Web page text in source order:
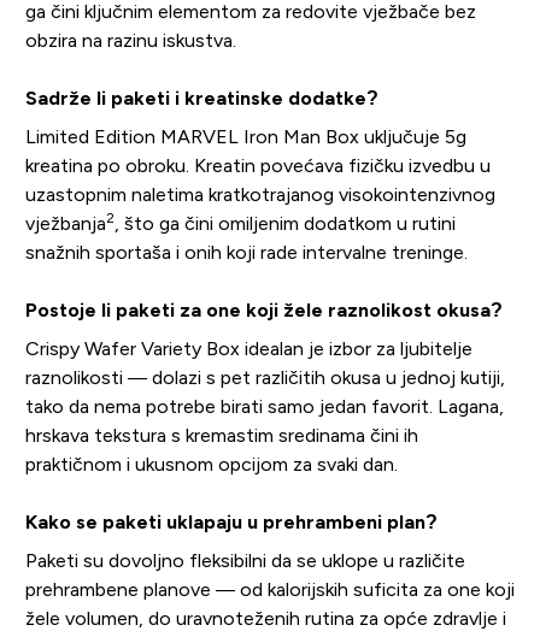
ga čini ključnim elementom za redovite vježbače bez
obzira na razinu iskustva.
Sadrže li paketi i kreatinske dodatke?
Limited Edition MARVEL Iron Man Box uključuje 5g
kreatina po obroku. Kreatin povećava fizičku izvedbu u
uzastopnim naletima kratkotrajanog visokointenzivnog
vježbanja2, što ga čini omiljenim dodatkom u rutini
snažnih sportaša i onih koji rade intervalne treninge.
Postoje li paketi za one koji žele raznolikost okusa?
Crispy Wafer Variety Box idealan je izbor za ljubitelje
raznolikosti — dolazi s pet različitih okusa u jednoj kutiji,
tako da nema potrebe birati samo jedan favorit. Lagana,
hrskava tekstura s kremastim sredinama čini ih
praktičnom i ukusnom opcijom za svaki dan.
Kako se paketi uklapaju u prehrambeni plan?
Paketi su dovoljno fleksibilni da se uklope u različite
prehrambene planove — od kalorijskih suficita za one koji
žele volumen, do uravnoteženih rutina za opće zdravlje i